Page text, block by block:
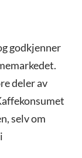
godkjenner
deler av
selv om